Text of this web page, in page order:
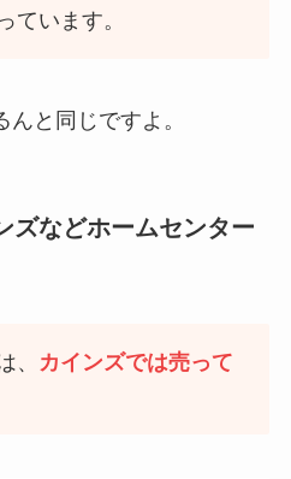
ています。
と同じですよ。
ズなどホームセンター
、 カインズでは売って